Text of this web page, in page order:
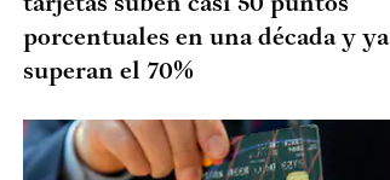
porcentuales en una década y ya
superan el 70%